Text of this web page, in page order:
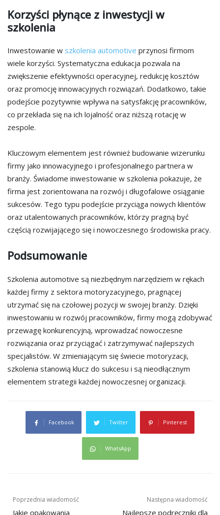
Korzyści płynące z inwestycji w
szkolenia
Inwestowanie w szkolenia automotive przynosi firmom
wiele korzyści. Systematyczna edukacja pozwala na
zwiększenie efektywności operacyjnej, redukcję kosztów
oraz promocję innowacyjnych rozwiązań. Dodatkowo, takie
podejście pozytywnie wpływa na satysfakcję pracowników,
co przekłada się na ich lojalność oraz niższą rotację w
zespole.
Kluczowym elementem jest również budowanie wizerunku
firmy jako innowacyjnego i profesjonalnego partnera w
branży. Świadome inwestowanie w szkolenia pokazuje, że
firma jest zorientowana na rozwój i długofalowe osiąganie
sukcesów. Tego typu podejście przyciąga nowych klientów
oraz utalentowanych pracowników, którzy pragną być
częścią rozwijającego się i nowoczesnego środowiska pracy.
Podsumowanie
Szkolenia automotive są niezbędnym narzędziem w rękach
każdej firmy z sektora motoryzacyjnego, pragnącej
utrzymać się na czołowej pozycji w swojej branży. Dzięki
inwestowaniu w rozwój pracowników, firmy mogą zdobywać
przewagę konkurencyjną, wprowadzać nowoczesne
rozwiązania oraz przyciągać i zatrzymywać najlepszych
specjalistów. W zmieniającym się świecie motoryzacji,
szkolenia stanowią klucz do sukcesu i są nieodłącznym
elementem strategii każdej nowoczesnej organizacji.
Facebook Twitter Pinterest
WhatsApp
Nawigacja
Poprzednia wiadomość
Jakie opakowania
Następna wiadomość
Najlepsze podręczniki dla